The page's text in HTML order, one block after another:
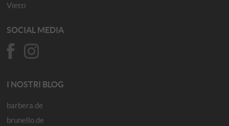
Vietti
SOCIAL MEDIA
I NOSTRI BLOG
barbera.de
brunello.de